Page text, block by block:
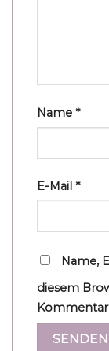
Name *
E-Mail *
Name,
diesem